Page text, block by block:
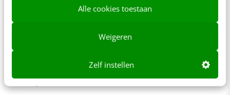
Alle cookies toestaan
Weigeren
Zelf instellen
Academy
Trainingen